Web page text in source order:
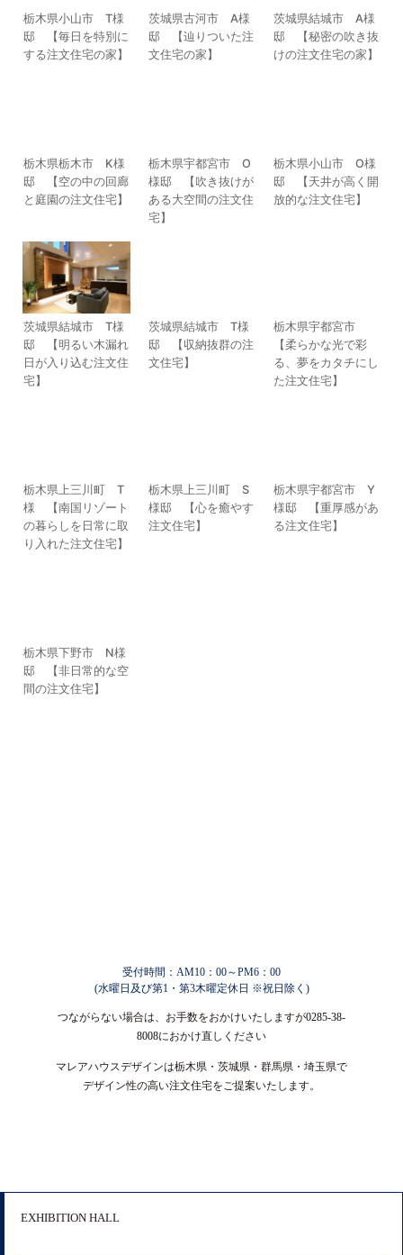
栃木県小山市 T様
邸 【毎日を特別に
する注文住宅の家】
茨城県古河市 A様
邸 【辿りついた注
文住宅の家】
茨城県結城市 A様
邸 【秘密の吹き抜
けの注文住宅の家】
栃木県栃木市 K様
邸 【空の中の回廊
と庭園の注文住宅】
栃木県宇都宮市 O
様邸 【吹き抜けが
ある大空間の注文住
宅】
栃木県小山市 O様
邸 【天井が高く開
放的な注文住宅】
茨城県結城市 T様
邸 【明るい木漏れ
日が入り込む注文住
宅】
茨城県結城市 T様
邸 【収納抜群の注
文住宅】
栃木県宇都宮市
【柔らかな光で彩
る、夢をカタチにし
た注文住宅】
栃木県上三川町 T
様 【南国リゾート
の暮らしを日常に取
り入れた注文住宅】
栃木県上三川町 S
様邸 【心を癒やす
注文住宅】
栃木県宇都宮市 Y
様邸 【重厚感があ
る注文住宅】
栃木県下野市 N様
邸 【非日常的な空
間の注文住宅】
受付時間：AM10：00～PM6：00
(水曜日及び第1・第3木曜定休日 ※祝日除く)
つながらない場合は、お手数をおかけいたしますが0285-38-
8008におかけ直しください
マレアハウスデザインは栃木県・茨城県・群馬県・埼玉県で
デザイン性の高い注文住宅をご提案いたします。
EXHIBITION HALL